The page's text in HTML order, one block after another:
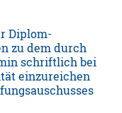
Diplom-
zu dem durch
schriftlich bei
einzureichen